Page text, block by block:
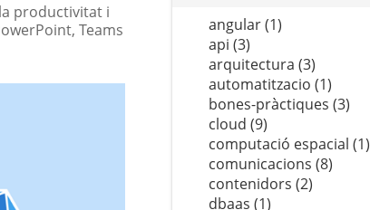
productivitat i
Teams
angular (1)
api (3)
arquitectura (3)
automatitzacio (1)
bones-pràctiques (3)
cloud (9)
computació espacial (1)
comunicacions (8)
contenidors (2)
dbaas (1)